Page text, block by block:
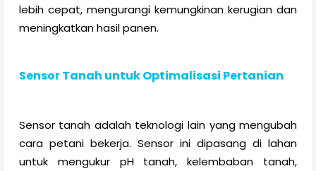
lebih cepat, mengurangi kemungkinan kerugian dan
meningkatkan hasil panen.
Sensor Tanah untuk Optimalisasi Pertanian
Sensor tanah adalah teknologi lain yang mengubah
cara petani bekerja. Sensor ini dipasang di lahan
untuk mengukur pH tanah, kelembaban tanah,